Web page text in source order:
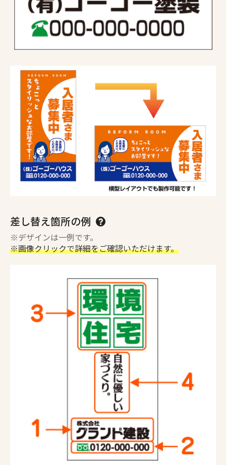
差し替え箇所の例
※デザインは一例です。
※画像クリックで詳細をご確認いただけます。